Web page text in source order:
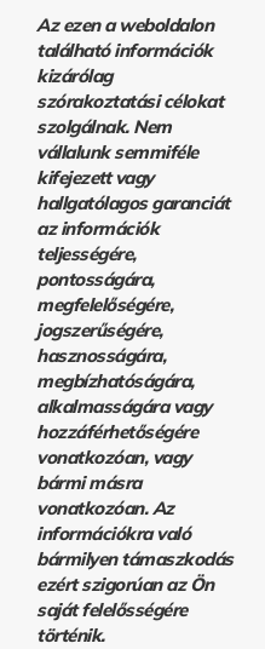
Az ezen a weboldalon
található információk
kizárólag
szórakoztatási célokat
szolgálnak. Nem
vállalunk semmiféle
kifejezett vagy
hallgatólagos garanciát
az információk
teljességére,
pontosságára,
megfelelőségére,
jogszerűségére,
hasznosságára,
megbízhatóságára,
alkalmasságára vagy
hozzáférhetőségére
vonatkozóan, vagy
bármi másra
vonatkozóan. Az
információkra való
bármilyen támaszkodás
ezért szigorúan az Ön
saját felelősségére
történik.